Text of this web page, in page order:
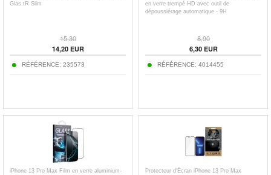
Glas.tR Slim
15,30
14,20EUR
RÉFÉRENCE: 235573
en verre trempé HD avec outil de
dépoussiérage automatique - 9H
8,90
6,30EUR
RÉFÉRENCE: 4014455
iPhone 13 Pro Max Film en verre aluminium- Protecteur d'Écran iPhone 13 Pro Max